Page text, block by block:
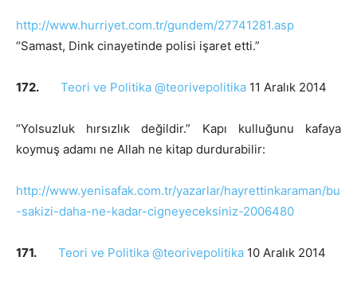
http://www.hurriyet.com.tr/gundem/27741281.asp
“Samast, Dink cinayetinde polisi işaret etti.”
172. Teori ve Politika @teorivepolitika 11 Aralık 2014
“Yolsuzluk hırsızlık değildir.” Kapı kulluğunu kafaya
koymuş adamı ne Allah ne kitap durdurabilir:
http://www.yenisafak.com.tr/yazarlar/hayrettinkaraman/bu
-sakizi-daha-ne-kadar-cigneyeceksiniz-2006480
171. Teori ve Politika @teorivepolitika 10 Aralık 2014